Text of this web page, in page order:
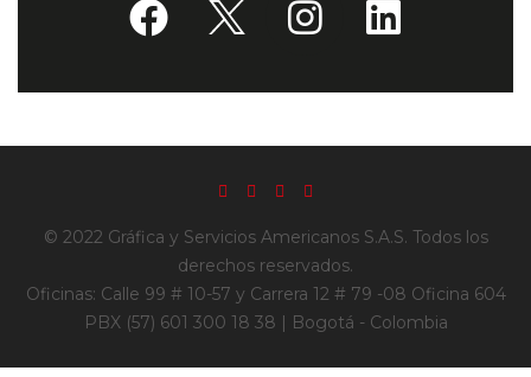
© 2022 Gráfica y Servicios Americanos S.A.S. Todos los
derechos reservados.
Oficinas: Calle 99 # 10-57 y Carrera 12 # 79 -08 Oficina 604
PBX (57) 601 300 18 38 | Bogotá - Colombia